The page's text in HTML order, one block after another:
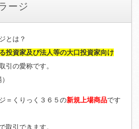
ージ
とは？
投資家及び法人等の大口投資家向け
引の愛称です。
＝くりっく３６５の新規上場商品です
取引できます。